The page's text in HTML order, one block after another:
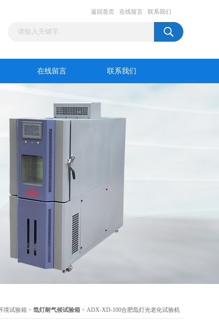
返回首页 在线留言 联系我们
在线留言 联系我们
境试验箱 > 氙灯耐气候试验箱 > ADX-XD-100合肥氙灯光老化试验机